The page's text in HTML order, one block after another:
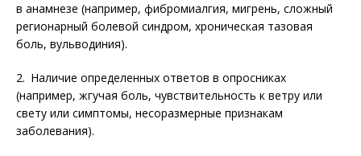
в анамнезе (например, фибромиалгия, мигрень, сложный
регио­нарный болевой синдром, хроническая тазовая
боль, вульводиния).
2. Наличие определенных ответов в опросниках
(например, жгучая боль, чувствительность к ветру или
свету или симптомы, несоразмерные признакам
заболевания).